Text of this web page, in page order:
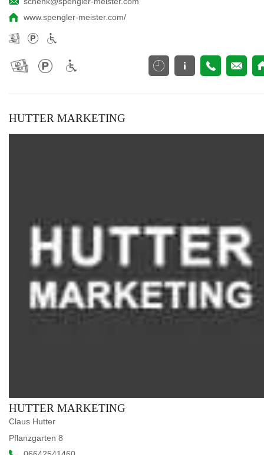
www.spengler-meister.com/
HUTTER MARKETING
HUTTER MARKETING
Claus Hutter
Pflanzgarten 8